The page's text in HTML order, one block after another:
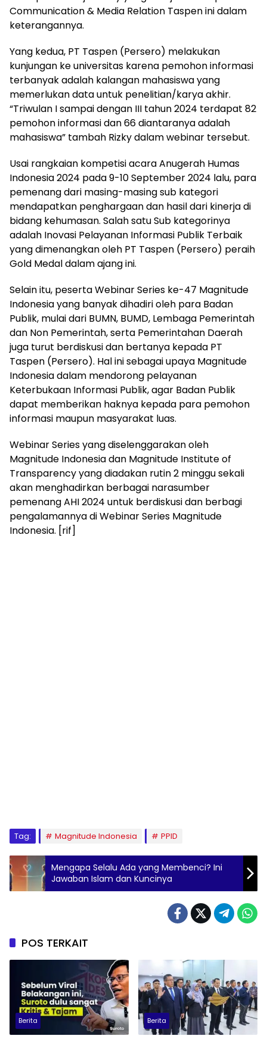
Communication & Media Relation Taspen ini dalam
keterangannya.
Yang kedua, PT Taspen (Persero) melakukan
kunjungan ke universitas karena pemohon informasi
terbanyak adalah kalangan mahasiswa yang
memerlukan data untuk penelitian/karya akhir.
“Triwulan I sampai dengan III tahun 2024 terdapat 82
pemohon informasi dan 66 diantaranya adalah
mahasiswa” tambah Rizky dalam webinar tersebut.
Usai rangkaian kompetisi acara Anugerah Humas
Indonesia 2024 pada 9-10 September 2024 lalu, para
pemenang dari masing-masing sub kategori
mendapatkan penghargaan dan hasil dari kinerja di
bidang kehumasan. Salah satu Sub kategorinya
adalah Inovasi Pelayanan Informasi Publik Terbaik
yang dimenangkan oleh PT Taspen (Persero) peraih
Gold Medal dalam ajang ini.
Selain itu, peserta Webinar Series ke-47 Magnitude
Indonesia yang banyak dihadiri oleh para Badan
Publik, mulai dari BUMN, BUMD, Lembaga Pemerintah
dan Non Pemerintah, serta Pemerintahan Daerah
juga turut berdiskusi dan bertanya kepada PT
Taspen (Persero). Hal ini sebagai upaya Magnitude
Indonesia dalam mendorong pelayanan
Keterbukaan Informasi Publik, agar Badan Publik
dapat memberikan haknya kepada para pemohon
informasi maupun masyarakat luas.
Webinar Series yang diselenggarakan oleh
Magnitude Indonesia dan Magnitude Institute of
Transparency yang diadakan rutin 2 minggu sekali
akan menghadirkan berbagai narasumber
pemenang AHI 2024 untuk berdiskusi dan berbagi
pengalamannya di Webinar Series Magnitude
Indonesia. [rif]
Tag: Magnitude Indonesia PPID
Mengapa Selalu Ada yang Membenci? Ini
Jawaban Islam dan Kuncinya
POS TERKAIT
Berita Berita